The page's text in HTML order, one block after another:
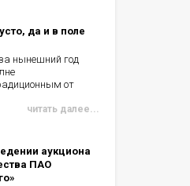
да и в поле
нынешний год
от
читать далее...
аукциона
ПАО